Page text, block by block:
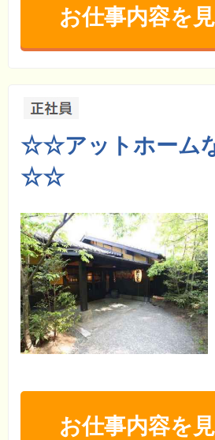
お仕事内容を
☆☆アットホーム
☆☆
お仕事内容を